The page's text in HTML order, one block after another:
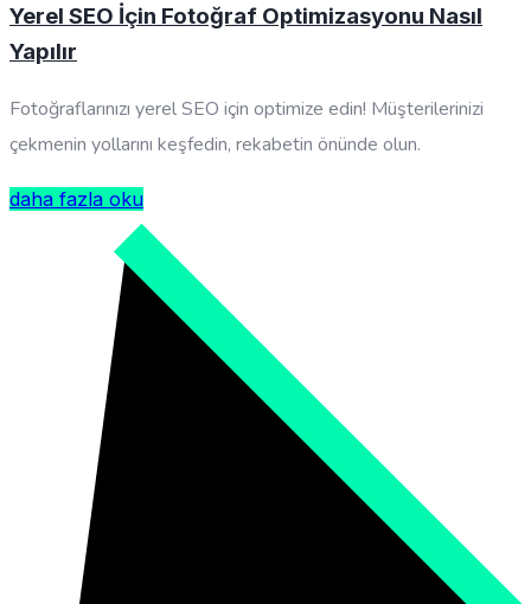
Yerel SEO İçin Fotoğraf Optimizasyonu Nasıl
Yapılır
Fotoğraflarınızı yerel SEO için optimize edin! Müşterilerinizi
çekmenin yollarını keşfedin, rekabetin önünde olun.
daha fazla oku